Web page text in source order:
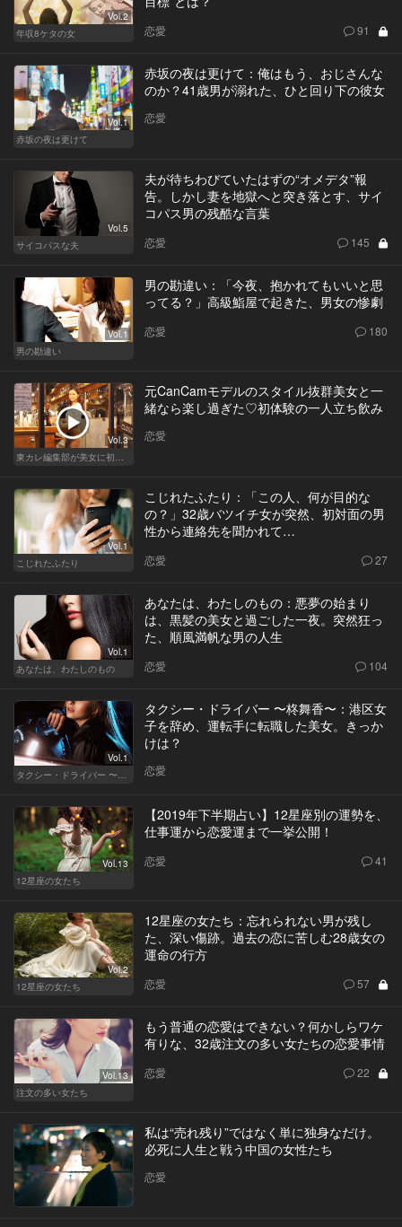
Vol.2
年収8ケタの女
恋愛 91
Vol.1
赤坂の夜は更けて
赤坂の夜は更けて：俺はもう、おじさんな
のか？41歳男が溺れた、ひと回り下の彼女
恋愛
Vol.5
サイコパスな夫
夫が待ちわびていたはずの“オメデタ”報
告。しかし妻を地獄へと突き落とす、サイ
コパス男の残酷な言葉
恋愛 145
Vol.1
男の勘違い
男の勘違い：「今夜、抱かれてもいいと思
ってる？」高級鮨屋で起きた、男女の惨劇
恋愛 180
Vol.3
東カレ編集部が美女に初体験させてみた
元CanCamモデルのスタイル抜群美女と一
緒なら楽し過ぎた♡初体験の一人立ち飲み
恋愛
Vol.1
こじれたふたり
こじれたふたり：「この人、何が目的な
の？」32歳バツイチ女が突然、初対面の男
性から連絡先を聞かれて…
恋愛 27
Vol.1
あなたは、わたしのもの
あなたは、わたしのもの：悪夢の始まり
は、黒髪の美女と過ごした一夜。突然狂っ
た、順風満帆な男の人生
恋愛 104
Vol.1
タクシー・ドライバー 〜柊舞香〜：港区女
子を辞め、運転手に転職した美女。きっか
けは？
恋愛
Vol.13
12星座の女たち
【2019年下半期占い】12星座別の運勢を、
仕事運から恋愛運まで一挙公開！
恋愛 41
Vol.2
12星座の女たち
12星座の女たち：忘れられない男が残し
た、深い傷跡。過去の恋に苦しむ28歳女の
運命の行方
恋愛 57
Vol.13
注文の多い女たち
もう普通の恋愛はできない？何かしらワケ
有りな、32歳注文の多い女たちの恋愛事情
恋愛 22
私は“売れ残り”ではなく単に独身なだけ。
必死に人生と戦う中国の女性たち
恋愛